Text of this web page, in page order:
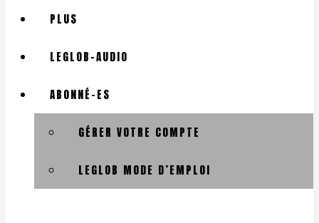
PLUS
LEGLOB-AUDIO
ABONNÉ-ES
GÉRER VOTRE COMPTE
LEGLOB MODE D’EMPLOI